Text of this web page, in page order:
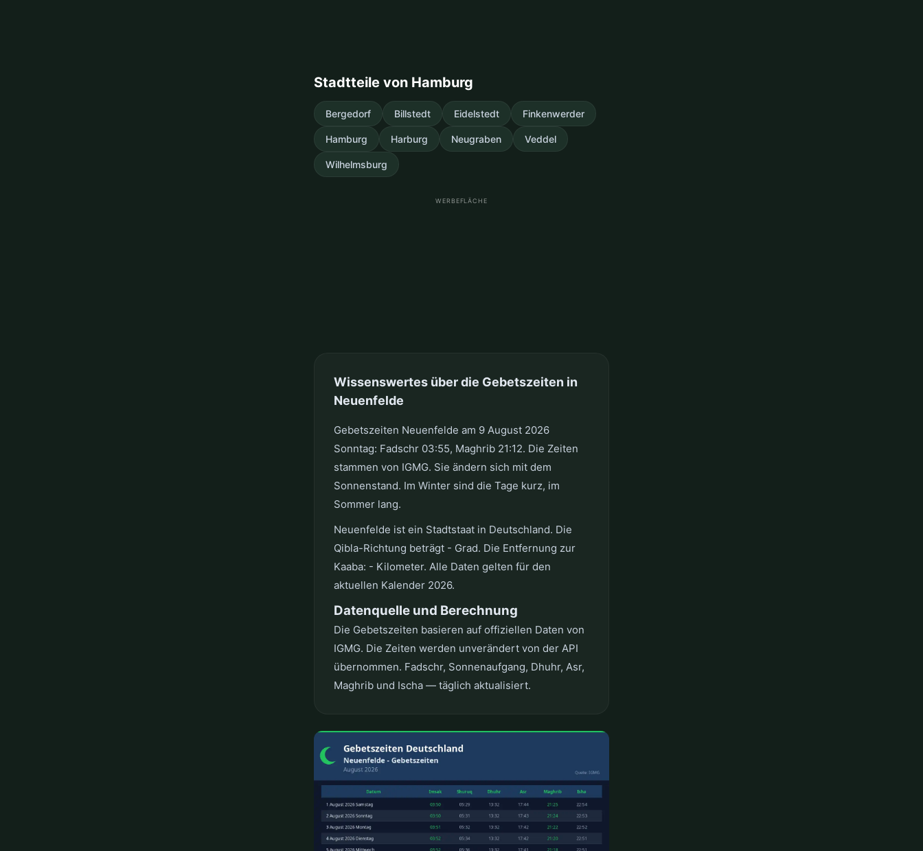
Stadtteile von Hamburg
Bergedorf Billstedt Eidelstedt Finkenwerder
Hamburg Harburg Neugraben Veddel
Wilhelmsburg
WERBEFLÄCHE
Wissenswertes über die Gebetszeiten in
Neuenfelde
Gebetszeiten Neuenfelde am 9 August 2026
Sonntag: Fadschr 03:55, Maghrib 21:12. Die Zeiten
stammen von IGMG. Sie ändern sich mit dem
Sonnenstand. Im Winter sind die Tage kurz, im
Sommer lang.
Neuenfelde ist ein Stadtstaat in Deutschland. Die
Qibla-Richtung beträgt - Grad. Die Entfernung zur
Kaaba: - Kilometer. Alle Daten gelten für den
aktuellen Kalender 2026.
Datenquelle und Berechnung
Die Gebetszeiten basieren auf offiziellen Daten von
IGMG. Die Zeiten werden unverändert von der API
übernommen. Fadschr, Sonnenaufgang, Dhuhr, Asr,
Maghrib und Ischa — täglich aktualisiert.